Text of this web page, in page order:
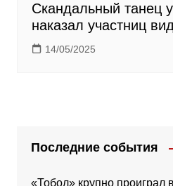
Скандальный танец
наказал участниц
14/05/2025
Последние события
«Тобол» крупно проиграл